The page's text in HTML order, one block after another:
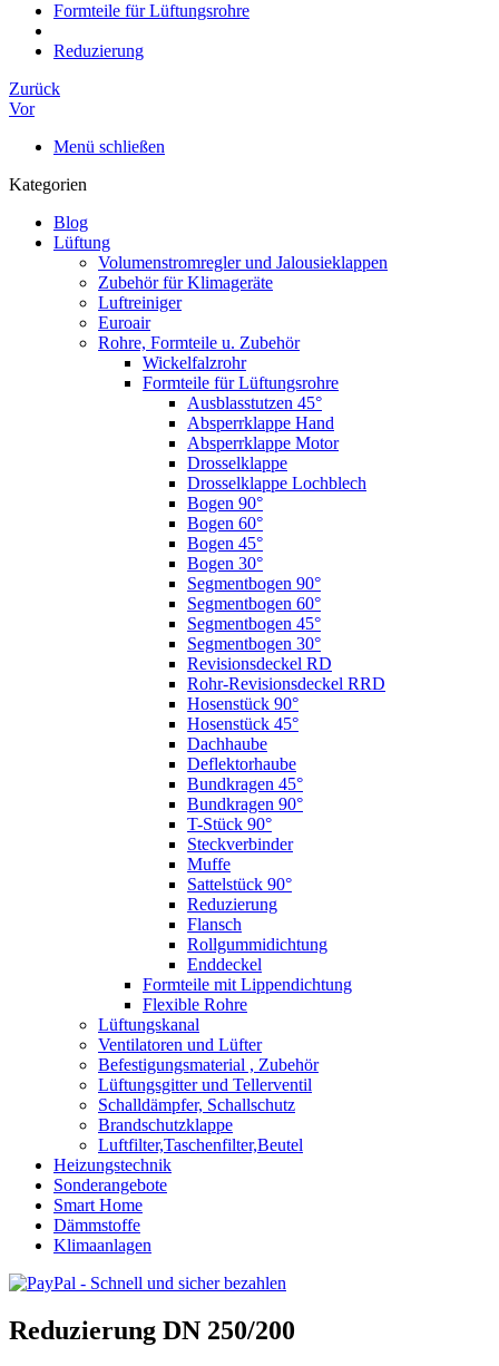
Formteile für Lüftungsrohre
Reduzierung
Zurück
Vor
Menü schließen
Kategorien
Blog
Lüftung
Volumenstromregler und Jalousieklappen
Zubehör für Klimageräte
Luftreiniger
Euroair
Rohre, Formteile u. Zubehör
Wickelfalzrohr
Formteile für Lüftungsrohre
Ausblasstutzen 45°
Absperrklappe Hand
Absperrklappe Motor
Drosselklappe
Drosselklappe Lochblech
Bogen 90°
Bogen 60°
Bogen 45°
Bogen 30°
Segmentbogen 90°
Segmentbogen 60°
Segmentbogen 45°
Segmentbogen 30°
Revisionsdeckel RD
Rohr-Revisionsdeckel RRD
Hosenstück 90°
Hosenstück 45°
Dachhaube
Deflektorhaube
Bundkragen 45°
Bundkragen 90°
T-Stück 90°
Steckverbinder
Muffe
Sattelstück 90°
Reduzierung
Flansch
Rollgummidichtung
Enddeckel
Formteile mit Lippendichtung
Flexible Rohre
Lüftungskanal
Ventilatoren und Lüfter
Befestigungsmaterial , Zubehör
Lüftungsgitter und Tellerventil
Schalldämpfer, Schallschutz
Brandschutzklappe
Luftfilter,Taschenfilter,Beutel
Heizungstechnik
Sonderangebote
Smart Home
Dämmstoffe
Klimaanlagen
Reduzierung DN 250/200